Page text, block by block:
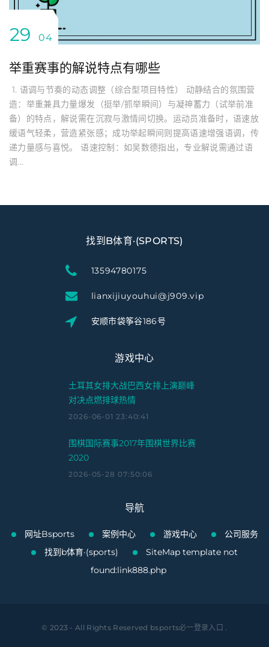
29 04
举重赛事的解说特点有哪些
️ 1. 语调与节奏的动态调整（综合型项目特性） 动静结合的氛围营
造：举重兼具力量爆发（挺举/抓举瞬间）与凝神蓄力（试举前准
备）的特点，解说需在沉寂与激情间切换。运动员准备时，语速放
缓语气轻柔，营造紧张感；成功举起瞬间则提高语速增强语调，传
递力量感与喜悦。 语速控制：如吴数德指出，专业解说需通过语
调...
找到B体育·(SPORTS)
13594780175
lianxijiuyouhui@j909.vip
安顺市袋筝谷186号
游戏中心
土耳其女排大战巴西女排上演巅峰
对决点燃排球热情
2026-06-01 23:40:41
围棋国际赛事2017年围棋世界比赛
2020
2026-05-28 07:50:06
导航
网址Bsports 案例中心 游戏中心
公司服务
找到b体育·(sports)
SiteMap template not
found:link888.php
© 2023 - All Rights Reserved bsports必一登录入口 .